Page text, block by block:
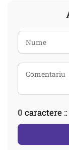
0 caractere